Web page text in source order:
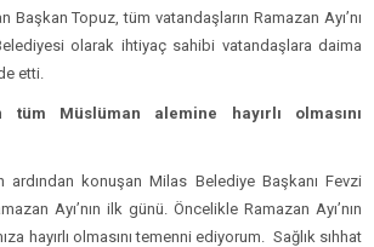
Başkan Topuz, tüm vatandaşların Ramazan Ayı’nı
olarak ihtiyaç sahibi vatandaşlara daima
etti.
tüm Müslüman alemine hayırlı olmasını
ardından konuşan Milas Belediye Başkanı Fevzi
Ayı’nın ilk günü. Öncelikle Ramazan Ayı’nın
hayırlı olmasını temenni ediyorum. Sağlık sıhhat